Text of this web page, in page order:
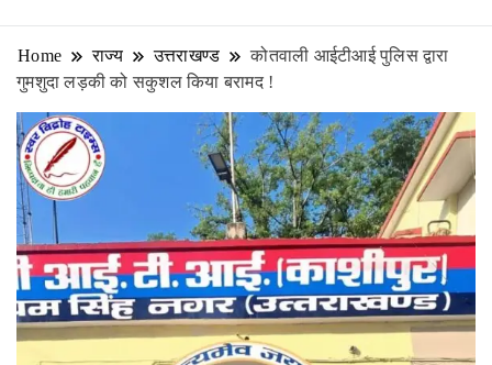
Home राज्य उत्तराखण्ड
कोतवाली आईटीआई पुलिस द्वारा
गुमशुदा लड़की को सकुशल किया बरामद !